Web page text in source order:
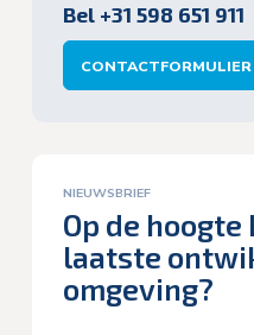
Bel +31 598 651 911
CONTACTFORMULIER
Op de
laatste
omgeving?
NIEUWSBRIEF